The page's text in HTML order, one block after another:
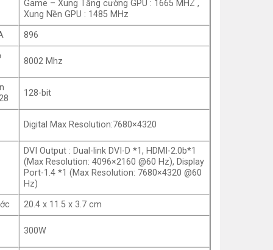
Game – Xung Tăng cường GPU : 1665 MHZ ,
Xung Nền GPU : 1485 MHz
896
8002 Mhz
128-bit
Digital Max Resolution:7680×4320
DVI Output : Dual-link DVI-D *1, HDMI-2.0b*1
(Max Resolution: 4096×2160 @60 Hz), Display
Port-1.4 *1 (Max Resolution: 7680×4320 @60
Hz)
20.4 x 11.5 x 3.7 cm
300W